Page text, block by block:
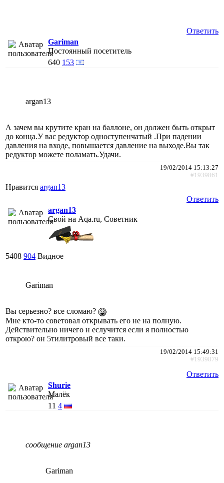
Ответить
Gariman
Постоянный посетитель
640 153
argan13
А зачем вы крутите кран на баллоне, он должен быть открыт
до конца.У вас редуктор одноступенчатый .При падении
давления на входе, повышается давление на выходе.Вы так
редуктор можете поламать.Удачи.
19/02/2014 15:13:27
#1939861
Нравится argan13
Ответить
argan13
Свой на Aqa.ru, Советник
5408 904 Видное
Gariman
Вы серьезно? все сломаю?
Мне кто-то советовал открывать его не на полную.
Действительно ничего н еслучится если я полностью
открою? он 5тилитровый все таки.
19/02/2014 15:49:31
#1939879
Ответить
Shurie
Малёк
11 4
сообщение argan13
Gariman